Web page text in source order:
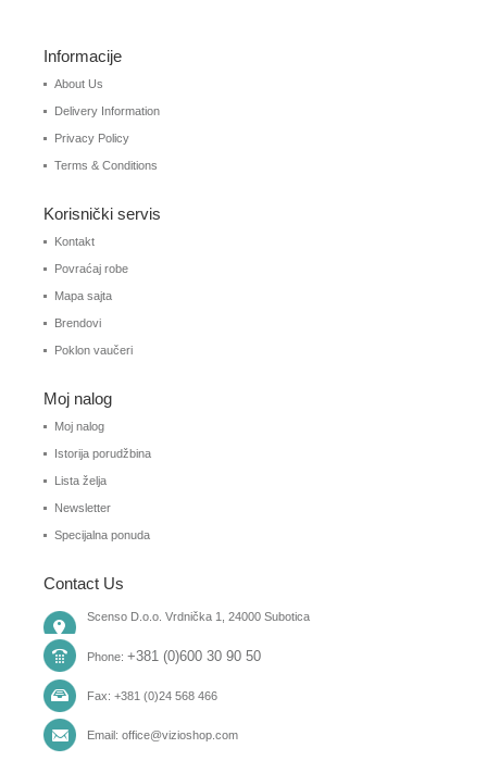
Informacije
About Us
Delivery Information
Privacy Policy
Terms & Conditions
Korisnički servis
Kontakt
Povraćaj robe
Mapa sajta
Brendovi
Poklon vaučeri
Moj nalog
Moj nalog
Istorija porudžbina
Lista želja
Newsletter
Specijalna ponuda
Contact Us
Scenso D.o.o. Vrdnička 1, 24000 Subotica
Phone: +381 (0)600 30 90 50
Fax: +381 (0)24 568 466
Email: office@vizioshop.com